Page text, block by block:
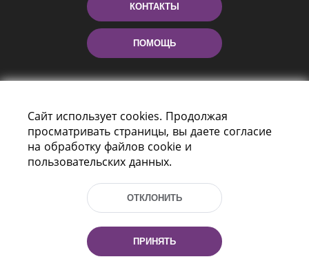
КОНТАКТЫ
ПОМОЩЬ
г. Минск, Республика Беларусь, 220114
Тел.: (+375 17) 368 37 37, Факс: (+375 17)
Эл. почта: inbox@nlb.by
Сайт использует cookies. Продолжая
просматривать страницы, вы даете согласие
на обработку файлов cookie и
пользовательских данных.
ОТКЛОНИТЬ
ПРИНЯТЬ